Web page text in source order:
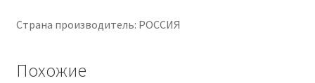
Страна производитель: РОССИЯ
Похожие